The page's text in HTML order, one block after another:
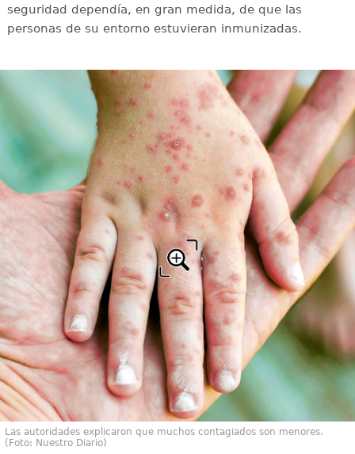
seguridad dependía, en gran medida, de que las
personas de su entorno estuvieran inmunizadas.
Las autoridades explicaron que muchos contagiados son menores.
(Foto: Nuestro Diario)